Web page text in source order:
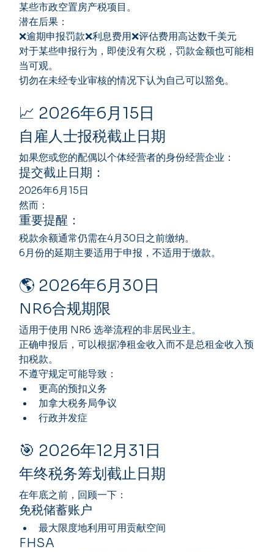
某些市政空置房产税项目。
潜在后果：
❌逾期申报罚款❌利息费用❌评估费用高达数千美元
对于某些申报行为，即使没有欠税，罚款金额也可能相
当可观。
切勿在未经专业审核的情况下认为自己可以豁免。
📈 2026年6月15日
自雇人士报税截止日期
如果您或您的配偶以个体经营者的身份经营企业：
提交截止日期：
2026年6月15日
然而：
重要提醒：
税款余额通常仍需在4月30日之前缴纳。
6月份的延期主要适用于申报，不适用于缴款。
🌎 2026年6月30日
NR6合规期限
适用于使用 NR6 选举流程的非居民业主。
正确申报后，可以根据净租金收入而不是总租金收入预
扣税款。
不遵守规定可能导致：
更高的预扣义务
加拿大税务局争议
行政并发症
🎯 2026年12月31日
年终税务筹划截止日期
在年底之前，回顾一下：
免税储蓄账户
最大限度地利用可用贡献空间
FHSA